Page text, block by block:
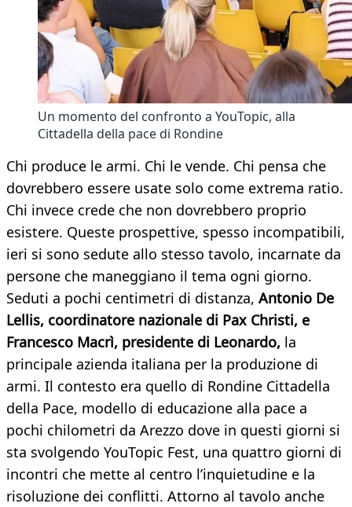
Un momento del confronto a YouTopic, alla
Cittadella della pace di Rondine
Chi produce le armi. Chi le vende. Chi pensa che
dovrebbero essere usate solo come extrema ratio.
Chi invece crede che non dovrebbero proprio
esistere. Queste prospettive, spesso incompatibili,
ieri si sono sedute allo stesso tavolo, incarnate da
persone che maneggiano il tema ogni giorno.
Seduti a pochi centimetri di distanza, Antonio De
Lellis, coordinatore nazionale di Pax Christi, e
Francesco Macrì, presidente di Leonardo, la
principale azienda italiana per la produzione di
armi. Il contesto era quello di Rondine Cittadella
della Pace, modello di educazione alla pace a
pochi chilometri da Arezzo dove in questi giorni si
sta svolgendo YouTopic Fest, una quattro giorni di
incontri che mette al centro l’inquietudine e la
risoluzione dei conflitti. Attorno al tavolo anche